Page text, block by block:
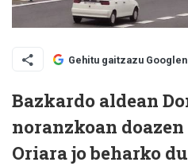
Gehitu gaitzazu Googlen
Bazkardo aldean
noranzkoan
Oriara jo beharko